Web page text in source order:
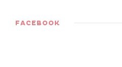
FACEBOOK